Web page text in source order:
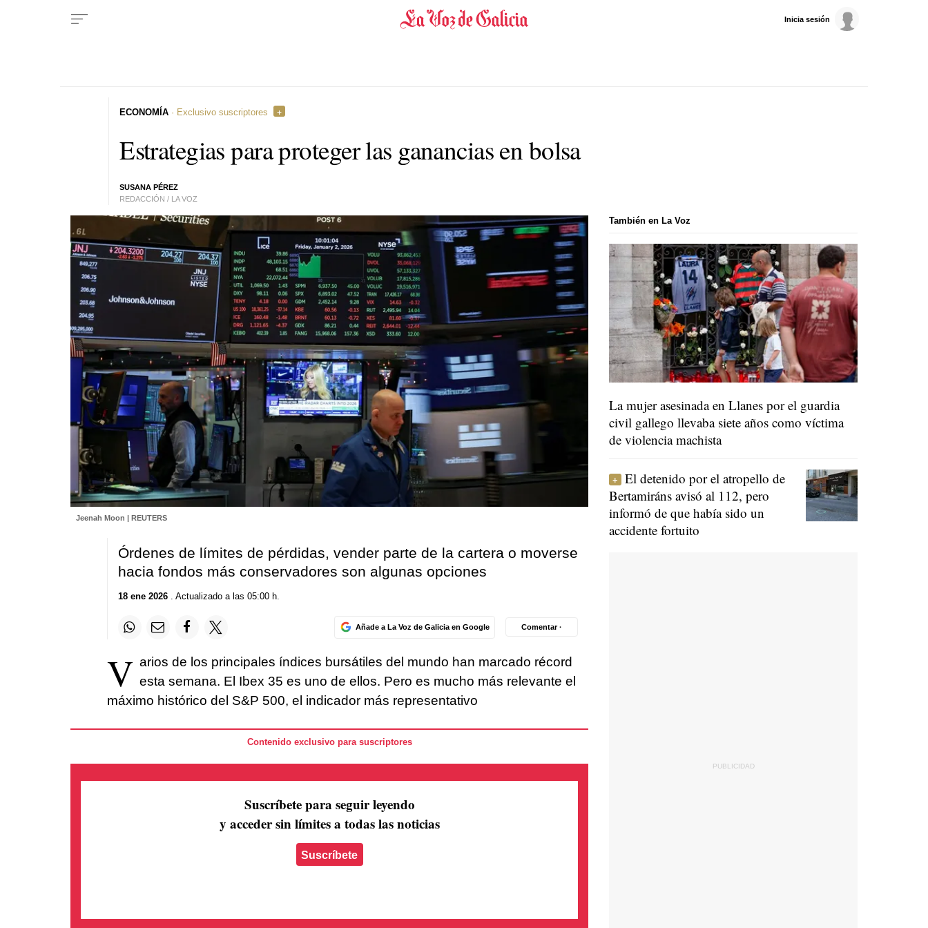
Inicia sesión
Estrategias para proteger las ganancias en bolsa
SUSANA PÉREZ
REDACCIÓN / LA VOZ
ECONOMÍA · Exclusivo suscriptores
Jeenah Moon | REUTERS
Órdenes de límites de pérdidas, vender parte de la cartera o moverse
hacia fondos más conservadores son algunas opciones
18 ene 2026. Actualizado a las 05:00 h.
Añade a La Voz de Galicia en Google Comentar ·
V arios de los principales índices bursátiles del mundo han marcado récord
esta semana. El Ibex 35 es uno de ellos. Pero es mucho más relevante el
máximo histórico del S&P 500, el indicador más representativo
Contenido exclusivo para suscriptores
Suscríbete para seguir leyendo
y acceder sin límites a todas las noticias
Suscríbete
También en La Voz
La mujer asesinada en Llanes por el guardia
civil gallego llevaba siete años como víctima
de violencia machista
El detenido por el atropello de
Bertamiráns avisó al 112, pero
informó de que había sido un
accidente fortuito